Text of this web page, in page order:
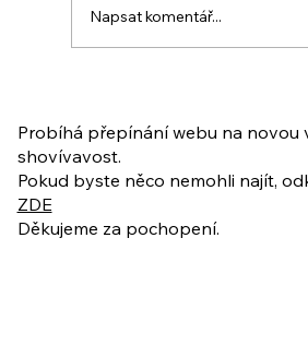
ukázkové lekce
Napsat komentář...
Probíhá přepínání webu na novou
shovívavost.
Pokud byste něco nemohli najít,
ZDE
Děkujeme za pochopení.